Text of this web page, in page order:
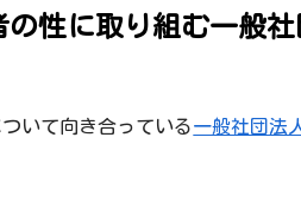
の性に取り組む一般
いて向き合っている一般社団法